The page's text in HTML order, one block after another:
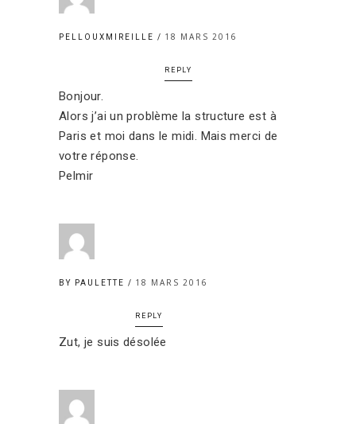
PELLOUXMIREILLE 18 MARS 2016
REPLY
Bonjour.
Alors j’ai un problème la structure est à
Paris et moi dans le midi. Mais merci de
votre réponse.
Pelmir
BY PAULETTE 18 MARS 2016
REPLY
Zut, je suis désolée